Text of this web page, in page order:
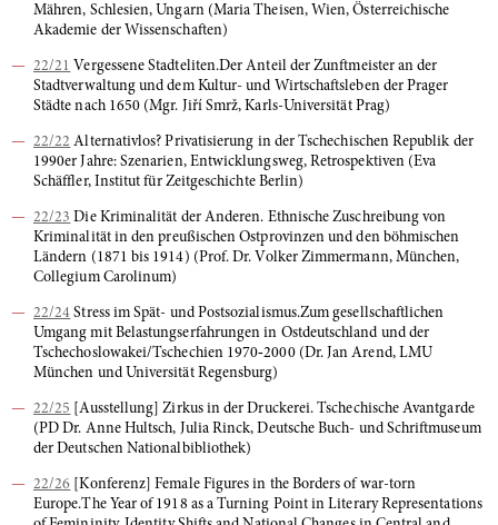
Mähren, Schlesien, Ungarn (Maria Theisen, Wien, Österreichische
Akademie der Wissenschaften)
22/21 Vergessene Stadteliten.Der Anteil der Zunftmeister an der
Stadtverwaltung und dem Kultur- und Wirtschaftsleben der Prager
Städte nach 1650 (Mgr. Jiří Smrž, Karls-Universität Prag)
22/22 Alternativlos? Privatisierung in der Tschechischen Republik der
1990er Jahre: Szenarien, Entwicklungsweg, Retrospektiven (Eva
Schäffler, Institut für Zeitgeschichte Berlin)
22/23 Die Kriminalität der Anderen. Ethnische Zuschreibung von
Kriminalität in den preußischen Ostprovinzen und den böhmischen
Ländern (1871 bis 1914) (Prof. Dr. Volker Zimmermann, München,
Collegium Carolinum)
22/24 Stress im Spät- und Postsozialismus.Zum gesellschaftlichen
Umgang mit Belastungserfahrungen in Ostdeutschland und der
Tschechoslowakei/Tschechien 1970‐2000 (Dr. Jan Arend, LMU
München und Universität Regensburg)
22/25 [Ausstellung] Zirkus in der Druckerei. Tschechische Avantgarde
(PD Dr. Anne Hultsch, Julia Rinck, Deutsche Buch- und Schriftmuseum
der Deutschen Nationalbibliothek)
22/26 [Konferenz] Female Figures in the Borders of war-torn
Europe.The Year of 1918 as a Turning Point in Literary Representations